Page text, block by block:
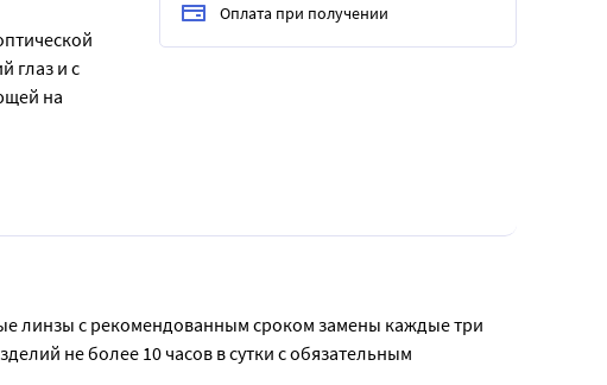
глаз и с
на
Оплата при получении
линзы с рекомендованным сроком замены каждые три
не более 10 часов в сутки с обязательным